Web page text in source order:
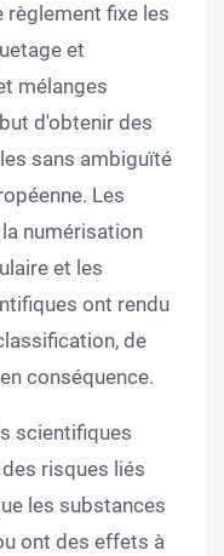
règlement fixe les
et
mélanges
d'obtenir des
sans ambiguïté
Les
numérisation
et les
ont rendu
de
conséquence.
scientifiques
risques liés
les substances
ont des effets à